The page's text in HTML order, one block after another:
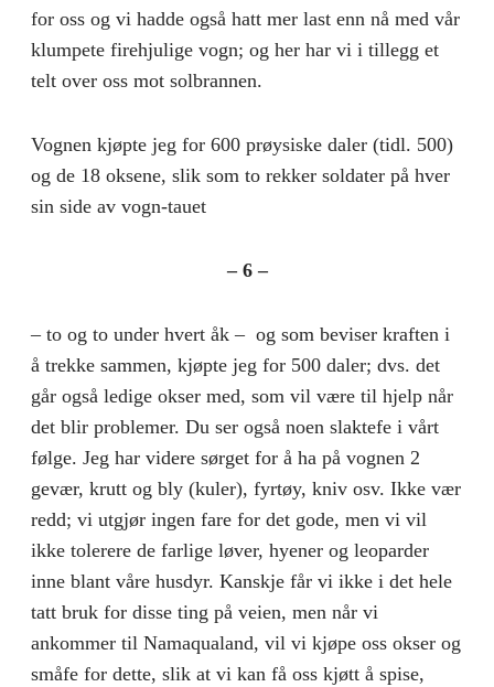
for oss og vi hadde også hatt mer last enn nå med vår
klumpete firehjulige vogn; og her har vi i tillegg et
telt over oss mot solbrannen.
Vognen kjøpte jeg for 600 prøysiske daler (tidl. 500)
og de 18 oksene, slik som to rekker soldater på hver
sin side av vogn-tauet
– 6 –
– to og to under hvert åk – og som beviser kraften i
å trekke sammen, kjøpte jeg for 500 daler; dvs. det
går også ledige okser med, som vil være til hjelp når
det blir problemer. Du ser også noen slaktefe i vårt
følge. Jeg har videre sørget for å ha på vognen 2
gevær, krutt og bly (kuler), fyrtøy, kniv osv. Ikke vær
redd; vi utgjør ingen fare for det gode, men vi vil
ikke tolerere de farlige løver, hyener og leoparder
inne blant våre husdyr. Kanskje får vi ikke i det hele
tatt bruk for disse ting på veien, men når vi
ankommer til Namaqualand, vil vi kjøpe oss okser og
småfe for dette, slik at vi kan få oss kjøtt å spise,